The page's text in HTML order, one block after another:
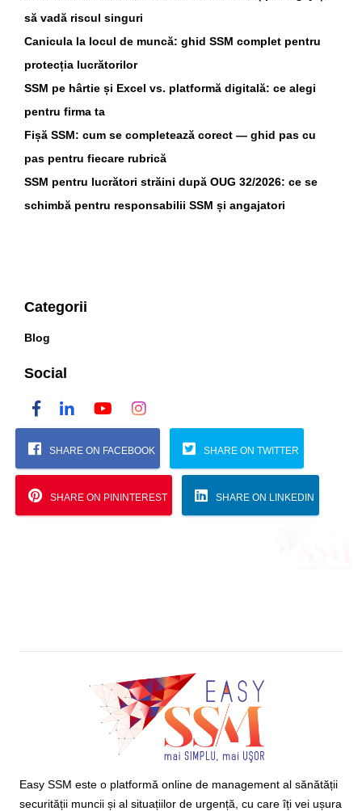
să vadă riscul singuri
Canicula la locul de muncă: ghid SSM complet pentru
protecția lucrătorilor
SSM pe hârtie și Excel vs. platformă digitală: ce alegi
pentru firma ta
Fișă SSM: cum se completează corect — ghid pas cu
pas pentru fiecare rubrică
SSM pentru lucrători străini după OUG 32/2026: ce se
schimbă pentru responsabilii SSM și angajatori
Categorii
Blog
Social
SHARE ON FACEBOOK SHARE ON TWITTER
SHARE ON PININTEREST SHARE ON LINKEDIN
Easy SSM este o platformă online de management al sănătății
securității muncii și al situațiilor de urgență, cu care îți vei ușura